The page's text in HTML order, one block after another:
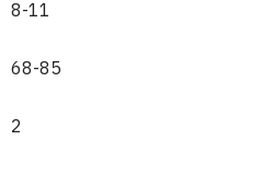
8-11
68-85
2